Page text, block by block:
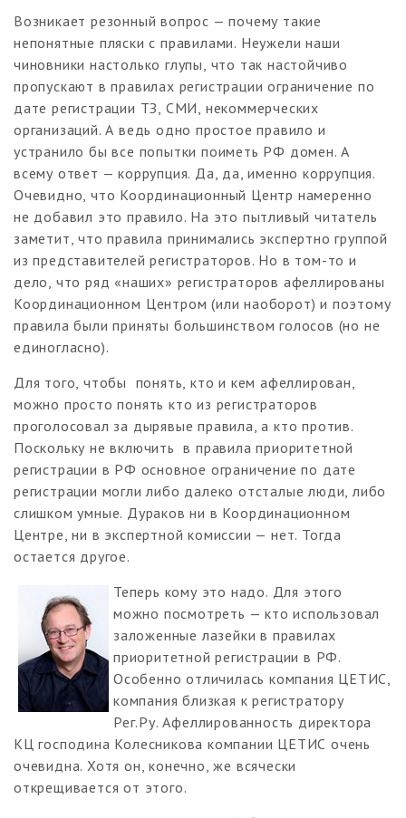
Возникает резонный вопрос — почему такие
непонятные пляски с правилами. Неужели наши
чиновники настолько глупы, что так настойчиво
пропускают в правилах регистрации ограничение по
дате регистрации ТЗ, СМИ, некоммерческих
организаций. А ведь одно простое правило и
устранило бы все попытки поиметь РФ домен. А
всему ответ — коррупция. Да, да, именно коррупция.
Очевидно, что Координационный Центр намеренно
не добавил это правило. На это пытливый читатель
заметит, что правила принимались экспертно группой
из представителей регистраторов. Но в том-то и
дело, что ряд «наших» регистраторов афеллированы
Координационном Центром (или наоборот) и поэтому
правила были приняты большинством голосов (но не
единогласно).
Для того, чтобы понять, кто и кем афеллирован,
можно просто понять кто из регистраторов
проголосовал за дырявые правила, а кто против.
Поскольку не включить в правила приоритетной
регистрации в РФ основное ограничение по дате
регистрации могли либо далеко отсталые люди, либо
слишком умные. Дураков ни в Координационном
Центре, ни в экспертной комиссии — нет. Тогда
остается другое.
Теперь кому это надо. Для этого
можно посмотреть — кто использовал
заложенные лазейки в правилах
приоритетной регистрации в РФ.
Особенно отличилась компания ЦЕТИС,
компания близкая к регистратору
Рег.Ру. Афеллированность директора
КЦ господина Колесникова компании ЦЕТИС очень
очевидна. Хотя он, конечно, же всячески
открещивается от этого.